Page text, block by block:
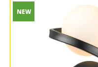
NEW